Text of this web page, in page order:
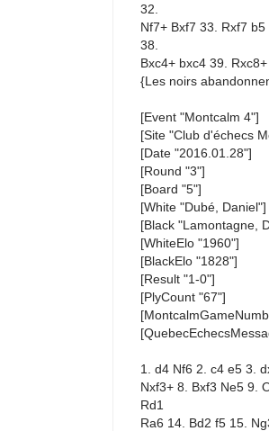
32.
Nf7+ Bxf7 33. Rxf7
38.
Bxc4+ bxc4 39. Rxc8+
{Les noirs
[Event "Montcalm 4"]
[Site "Club d'échecs
[Date "2016.01.28"]
[Round "3"]
[Board "5"]
[White "Dubé, Daniel"]
[Black "Lamontagne,
[WhiteElo "1960"]
[BlackElo "1828"]
[Result "1-0"]
[PlyCount "67"]
1. d4 Nf6 2. c4 e5 3.
Nxf3+ 8. Bxf3 Ne5 9.
Rd1
Ra6 14. Bd2 f5 15.